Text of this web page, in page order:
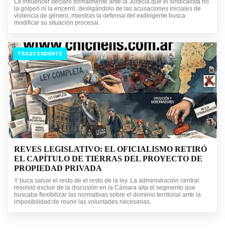
La influencer declaró formalmente ante la Justicia que el sindicalista no
la golpeó ni la encerró, desligándolo de las acusaciones iniciales de
violencia de género, mientras la defensa del exdirigente busca
modificar su situación procesal.
TRASCENDENTE
REVES LEGISLATIVO: EL OFICIALISMO RETIRÓ
EL CAPÍTULO DE TIERRAS DEL PROYECTO DE
PROPIEDAD PRIVADA
Y buca salvar el resto de el resto de la ley. La administración central
resolvió excluir de la discusión en la Cámara alta el segmento que
buscaba flexibilizar las normativas sobre el dominio territorial ante la
imposibilidad de reunir las voluntades necesarias.